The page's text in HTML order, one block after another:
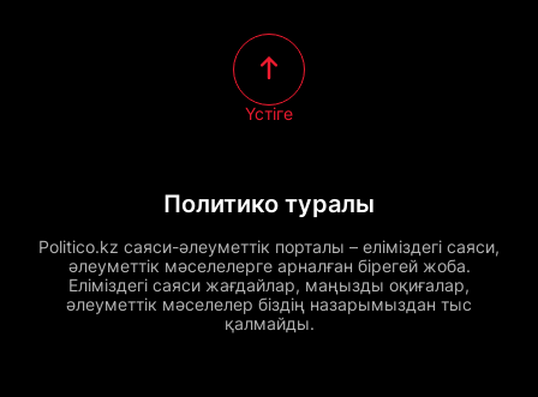
Политико туралы
Politico.kz саяси-әлеуметтік порталы – еліміздегі саяси,
әлеуметтік мәселелерге арналған бірегей жоба.
Еліміздегі саяси жағдайлар, маңызды оқиғалар,
әлеуметтік мәселелер біздің назарымыздан тыс
қалмайды.
Үстіге